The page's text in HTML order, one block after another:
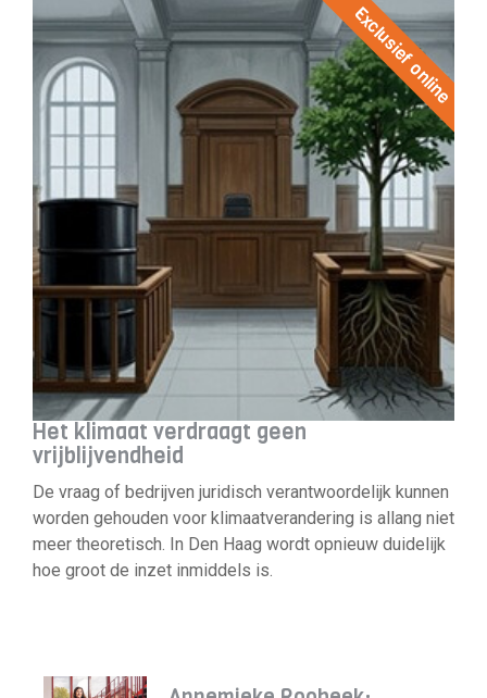
Exclusief online
Het klimaat verdraagt geen
vrijblijvendheid
De vraag of bedrijven juridisch verantwoordelijk kunnen
worden gehouden voor klimaatverandering is allang niet
meer theoretisch. In Den Haag wordt opnieuw duidelijk
hoe groot de inzet inmiddels is.